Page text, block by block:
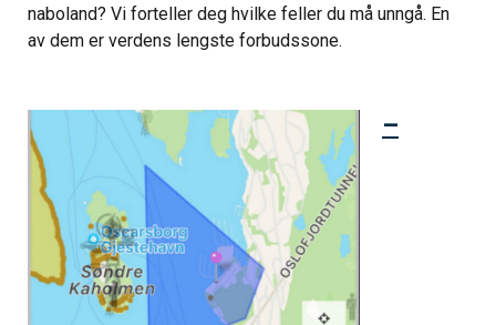
naboland? Vi forteller deg hvilke feller du må unngå. En
av dem er verdens lengste forbudssone.
–